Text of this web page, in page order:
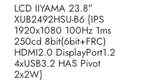
LCD IIYAMA 23.8″
XUB2492HSU-B6 {IPS
1920x1080 100Hz 1ms
250cd 8bit(6bit+FRC)
HDMI2.0 DisplayPort1.2
4xUSB3.2 HAS Pivot
2x2W}